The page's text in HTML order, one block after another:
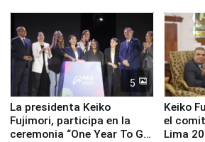
equipamiento para
Serenazgo
5
La presidenta Keiko
Fujimori, participa en la
ceremonia “One Year To Go
Keiko
el
Lima